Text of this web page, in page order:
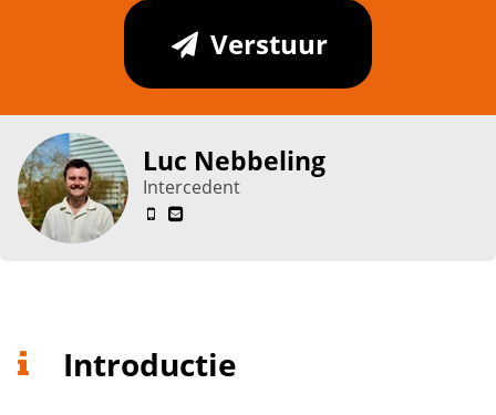
Luc Nebbeling
Intercedent
Verstuur
Introductie